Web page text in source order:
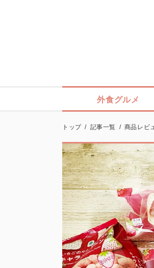
外食グルメ
トップ / 記事一覧 / 商品レビ